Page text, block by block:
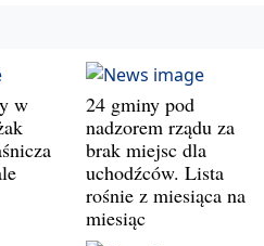
w
24 gminy pod
nadzorem rządu za
brak miejsc dla
uchodźców. Lista
rośnie z miesiąca na
miesiąc